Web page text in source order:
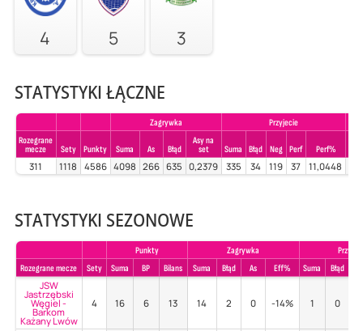
4 5 3
STATYSTYKI ŁĄCZNE
Zagrywka
Przyjecie
Rozegrane
mecze
Sety Punkty Suma As Błąd
Asy na
set
Suma Błąd Neg Perf Perf%
311 1118 4586 4098 266 635 0,2379 335 34 119 37 11,0448
STATYSTYKI SEZONOWE
Punkty Zagrywka
Rozegrane mecze
Sety Suma BP Bilans Suma Błąd As Eff% Suma Błąd
JSW
Jastrzębski
Węgiel -
Barkom
Każany Lwów
4 16 6 13 14 2 0 -14% 1 0